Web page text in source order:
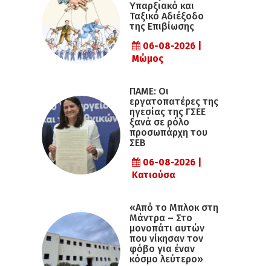
Υπαρξιακό και
Ταξικό Αδιέξοδο
της Επιβίωσης
06-08-2026 |
Μώμος
ΠΑΜΕ: Οι
εργατοπατέρες της
ηγεσίας της ΓΣΕΕ
ξανά σε ρόλο
προσωπάρχη του
ΣΕΒ
06-08-2026 |
Κατιούσα
«Από το Μπλοκ στη
Μάντρα – Στο
μονοπάτι αυτών
που νίκησαν τον
φόβο για έναν
κόσμο λεύτερο»